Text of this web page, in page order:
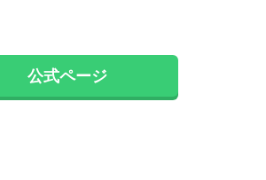
公式ページ